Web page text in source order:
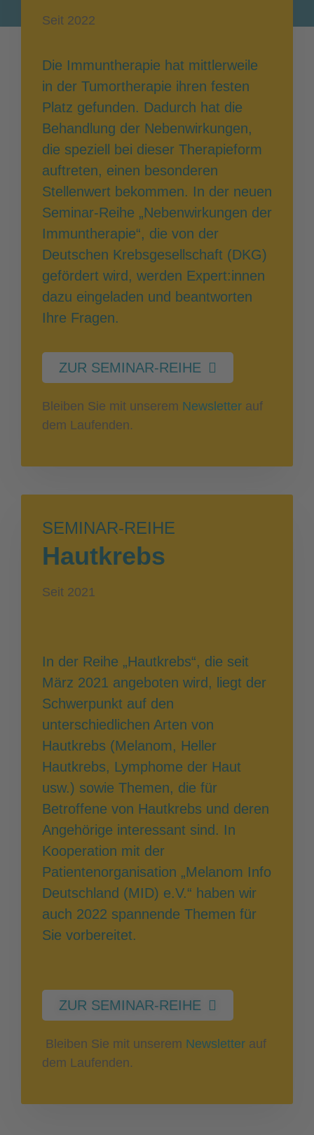
Seit 2022
Die Immuntherapie hat mittlerweile
in der Tumortherapie ihren festen
Platz gefunden. Dadurch hat die
Behandlung der Nebenwirkungen,
die speziell bei dieser Therapieform
auftreten, einen besonderen
Stellenwert bekommen. In der neuen
Seminar-Reihe „Nebenwirkungen der
Immuntherapie“, die von der
Deutschen Krebsgesellschaft (DKG)
gefördert wird, werden Expert:innen
dazu eingeladen und beantworten
Ihre Fragen.
ZUR SEMINAR-REIHE
Bleiben Sie mit unserem Newsletter auf
dem Laufenden.
SEMINAR-REIHE
Hautkrebs
Seit 2021
In der Reihe „Hautkrebs“, die seit
März 2021 angeboten wird, liegt der
Schwerpunkt auf den
unterschiedlichen Arten von
Hautkrebs (Melanom, Heller
Hautkrebs, Lymphome der Haut
usw.) sowie Themen, die für
Betroffene von Hautkrebs und deren
Angehörige interessant sind. In
Kooperation mit der
Patientenorganisation „Melanom Info
Deutschland (MID) e.V.“ haben wir
auch 2022 spannende Themen für
Sie vorbereitet.
ZUR SEMINAR-REIHE
Bleiben Sie mit unserem Newsletter auf
dem Laufenden.